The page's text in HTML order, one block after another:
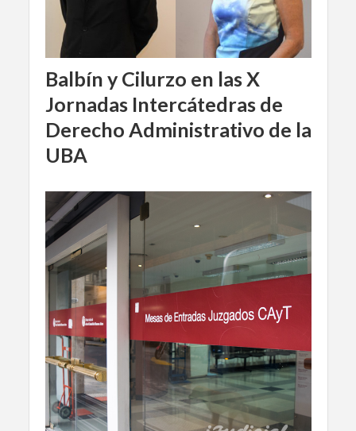
Balbín y Cilurzo en las X
Jornadas Intercátedras de
Derecho Administrativo de la
UBA